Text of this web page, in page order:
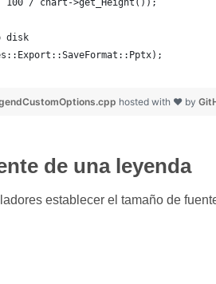
100 / chart->get_Height());
disk
hosted with ❤ by
de una leyenda
establecer el tamaño de